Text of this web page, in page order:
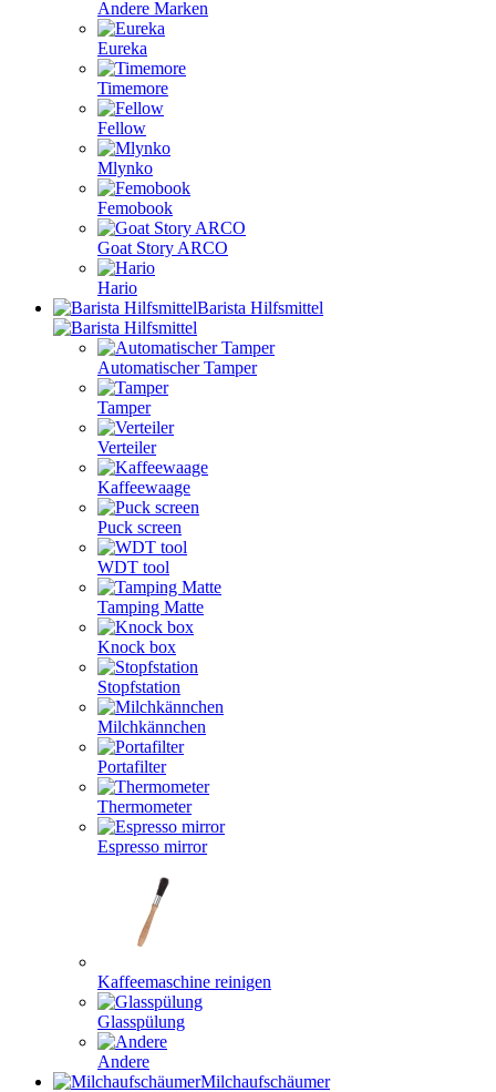
Andere Marken
Eureka
Timemore
Fellow
Mlynko
Femobook
Goat Story ARCO
Hario
Barista Hilfsmittel
Automatischer Tamper
Tamper
Verteiler
Kaffeewaage
Puck screen
WDT tool
Tamping Matte
Knock box
Stopfstation
Milchkännchen
Portafilter
Thermometer
Espresso mirror
Kaffeemaschine reinigen
Glasspülung
Andere
Milchaufschäumer